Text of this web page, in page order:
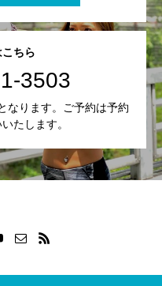
ちら
3503
なります。ご予約は予約
たします。